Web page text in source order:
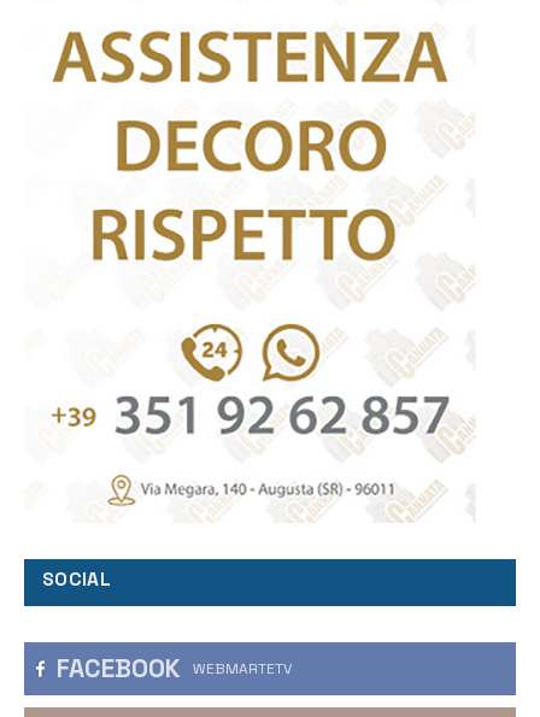
SOCIAL
FACEBOOK WEBMARTETV